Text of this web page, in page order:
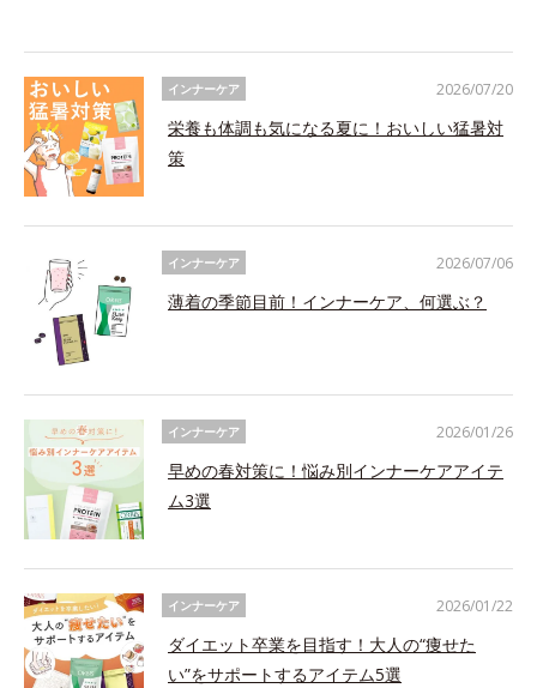
インナーケア
栄養も体調も気になる夏に！おいしい猛暑対
策
2026/07/20
インナーケア
薄着の季節目前！インナーケア、何選ぶ？
2026/07/06
インナーケア
早めの春対策に！悩み別インナーケアアイテ
ム3選
2026/01/26
インナーケア
ダイエット卒業を目指す！大人の“痩せた
い”をサポートするアイテム5選
2026/01/22